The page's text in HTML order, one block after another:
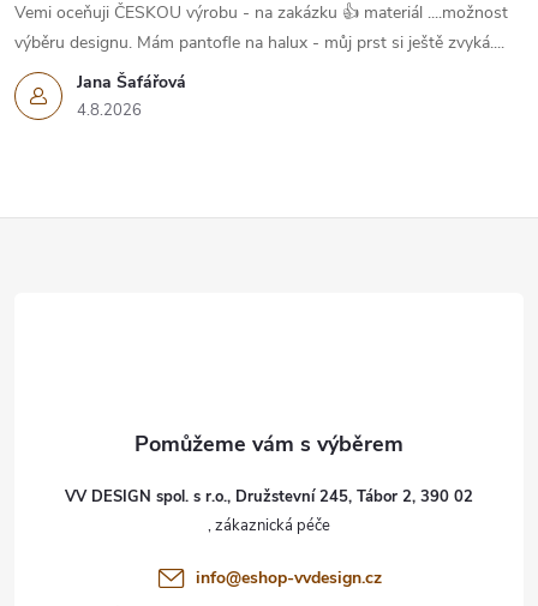
Jana Šafářová
4.8.2026
Vemi oceňuji ČESKOU výrobu - na zakázku 👍 materiál ....možnost
výběru designu. Mám pantofle na halux - můj prst si ještě zvyká....
VV DESIGN spol. s r.o., Družstevní 245, Tábor 2, 390 02
info@eshop-vvdesign.cz